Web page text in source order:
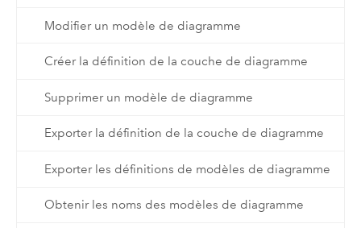
Modifier un modèle de diagramme
Créer la définition de la couche de diagramme
Supprimer un modèle de diagramme
Exporter la définition de la couche de diagramme
Exporter les définitions de modèles de diagramme
Obtenir les noms des modèles de diagramme